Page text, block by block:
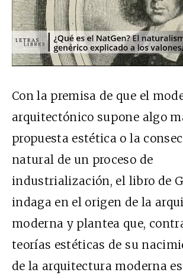
Con la premisa de que el
arquitectónico supone algo
propuesta estética o la
natural de un proceso de
industrialización, el libro de
indaga en el origen de la
moderna y plantea que,
teorías estéticas de su
de la arquitectura moderna